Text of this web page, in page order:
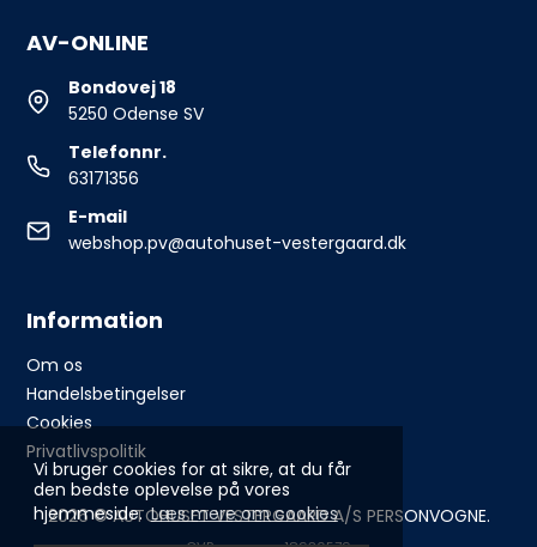
Vi bruger cookies for at sikre, at du får
den bedste oplevelse på vores
hjemmeside.Læs mere om cookies
AV-ONLINE
Bondovej 18
5250 Odense SV
Telefonnr.
63171356
E-mail
webshop.pv@autohuset-vestergaard.dk
Information
Om os
Handelsbetingelser
Cookies
Privatlivspolitik
2026 © AUTOHUSET VESTERGAARD A/S PERSONVOGNE.